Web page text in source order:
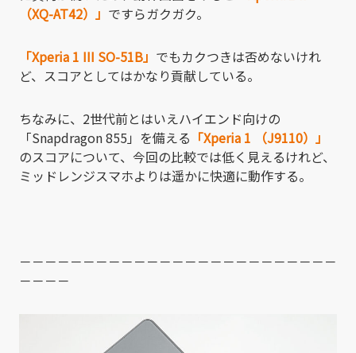
（XQ-AT42）」 ですらガクガク。
「Xperia 1 III SO-51B」 でもカクつきは否めないけれ
ど、スコアとしてはかなり貢献している。
ちなみに、2世代前とはいえハイエンド向けの
「Snapdragon 855」を備える 「Xperia 1 （J9110）」
のスコアについて、今回の比較では低く見えるけれど、
ミッドレンジスマホよりは遥かに快適に動作する。
－－－－－－－－－－－－－－－－－－－－－－－－－
－－－－